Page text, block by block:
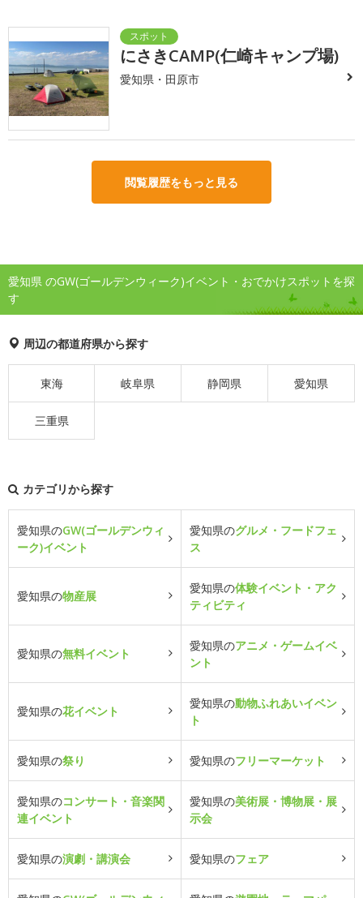
にさきCAMP(仁崎キャンプ場)
愛知県・田原市
閲覧履歴をもっと見る
愛知県 のGW(ゴールデンウィーク)イベント・おでかけスポットを探
す
周辺の都道府県から探す
東海 岐阜県 静岡県 愛知県
三重県
カテゴリから探す
愛知県のGW(ゴールデンウィ
ーク)イベント
愛知県のグルメ・フードフェ
ス
愛知県の物産展
愛知県の体験イベント・アク
ティビティ
愛知県の無料イベント
愛知県のアニメ・ゲームイベ
ント
愛知県の花イベント
愛知県の動物ふれあいイベン
ト
愛知県の祭り 愛知県のフリーマーケット
愛知県のコンサート・音楽関
連イベント
愛知県の美術展・博物展・展
示会
愛知県の演劇・講演会 愛知県のフェア